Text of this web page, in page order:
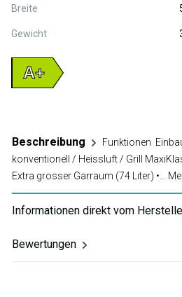
Breite
Gewicht
A+
Beschreibung
Funktionen
konventionell / Heissluft / Grill
Extra grosser Garraum (74 Liter) •…
Informationen direkt vom
Bewertungen